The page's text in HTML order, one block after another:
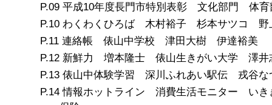
平成10年度長門市特別表彰 文化部門 体育
わくわくひろば 木村裕子 杉本サツコ 野
連絡帳 俵山中学校 津田大樹 伊達裕美
新鮮力 増本隆士 俵山生きがい大学 澤井
俵山中体験学習 深川ふれあい駅伝 戎谷
情報ホットライン 消費生活モニター いき